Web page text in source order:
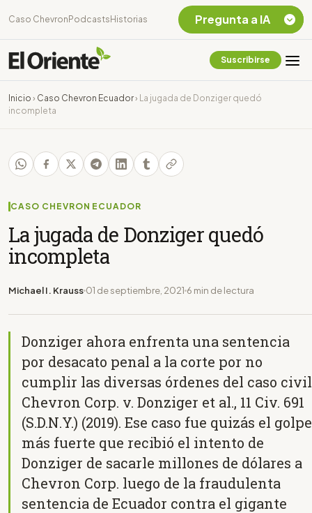
Caso Chevron Podcasts Historias
Suscribirse
Inicio › Caso Chevron Ecuador›
La jugada de Donziger quedó
incompleta
CASO CHEVRON ECUADOR
La jugada de Donziger quedó
incompleta
Michael I. Krauss 01 de septiembre, 2021 6 min de lectura
Donziger ahora enfrenta una sentencia
por desacato penal a la corte por no
cumplir las diversas órdenes del caso civil
Chevron Corp. v. Donziger et al., 11 Civ. 691
(S.D.N.Y.) (2019). Ese caso fue quizás el golpe
más fuerte que recibió el intento de
Donziger de sacarle millones de dólares a
Chevron Corp. luego de la fraudulenta
sentencia de Ecuador contra el gigante
Pregunta a IA
Chevron Ecuador